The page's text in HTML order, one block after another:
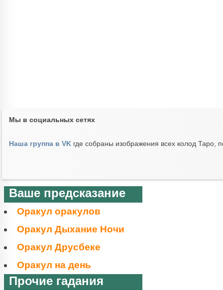
Мы в социальных сетях
Наша группа в VKгде собраны изображения всех колод Таро,
Ваше предсказание
Оракул оракулов
Оракул Дыхание Ночи
Оракул Друсбеке
Оракул на день
Прочие гадания